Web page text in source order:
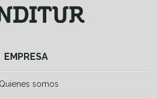
EMPRESA
Quienes somos